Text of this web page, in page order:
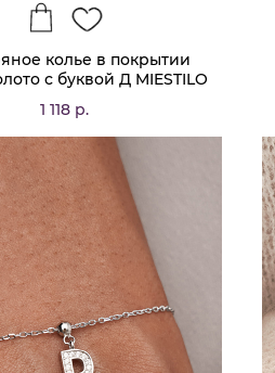
колье в покрытии
с буквой Д MIESTILO
1 118 р.